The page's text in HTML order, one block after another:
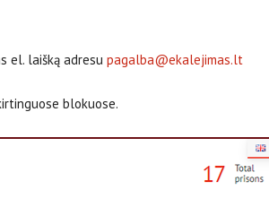
el. laišką adresu pagalba@ekalejimas.lt
blokuose.